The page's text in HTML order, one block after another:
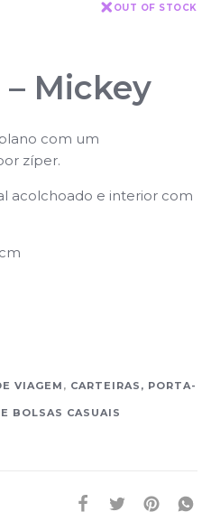
OUT OF STOCK
– Mickey
com um
zíper.
acolchoado e interior com
VIAGEM , CARTEIRAS, PORTA-
BOLSAS CASUAIS